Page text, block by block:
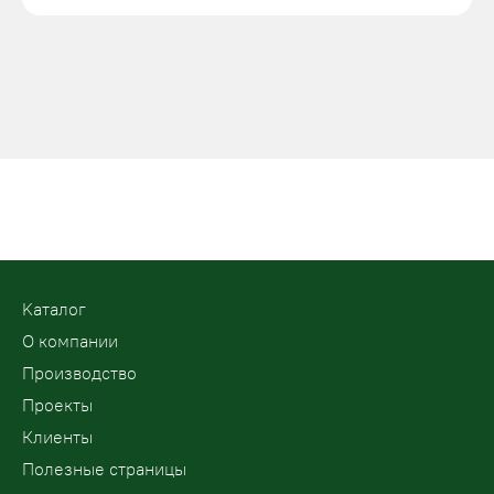
Kаталог
О компании
Производство
Проекты
Клиенты
Полезные страницы